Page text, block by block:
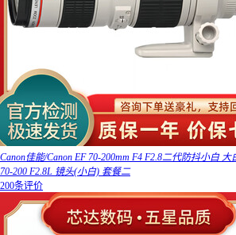
Canon佳能/Canon EF 70-200mm F4 F2.8二代防抖小白
70-200 F2.8L 镜头(小白) 套餐二
200条评价